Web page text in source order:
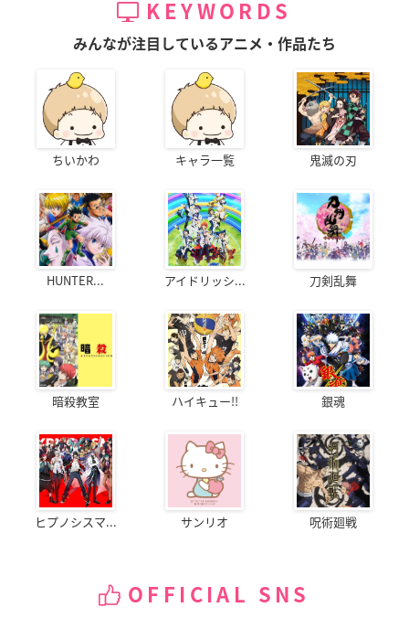
KEYWORDS
みんなが注目しているアニメ・作品たち
ちいかわ キャラ一覧 鬼滅の刃
HUNTER... アイドリッシ... 刀剣乱舞
暗殺教室 ハイキュー!! 銀魂
ヒプノシスマ... サンリオ 呪術廻戦
OFFICIAL SNS